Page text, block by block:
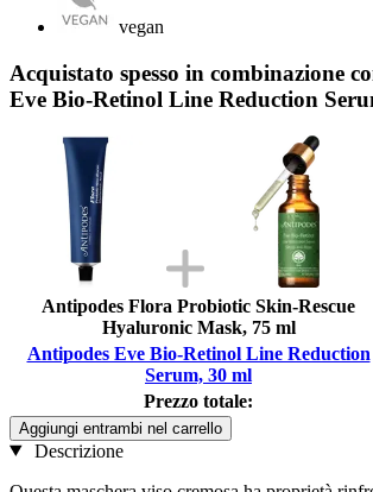
vegan
Acquistato spesso in combinazione
Eve Bio-Retinol Line Reduction
Antipodes Flora Probiotic Skin-Rescue
Hyaluronic Mask, 75 ml
Antipodes Eve Bio-Retinol Line Reduction
Serum, 30 ml
Prezzo totale:
Aggiungi entrambi nel carrello
Descrizione